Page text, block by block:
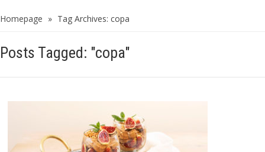
Homepage » Tag Archives: copa
Posts Tagged: "copa"